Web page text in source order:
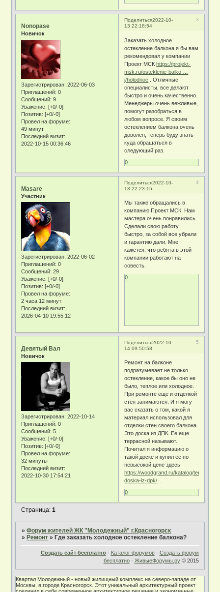
Поделиться 3
2022-10-
13 22:18:54
Nonopase
Новичок
Зарегистрирован: 2022-06-03
Приглашений: 0
Сообщений: 9
Уважение: [+0/-0]
Позитив: [+0/-0]
Провел на форуме:
49 минут
Последний визит:
2022-10-15 00:36:46
Заказать холодное
остекление балкона я бы вам
рекомендовал у компании
Проект МСКhttps://projekt-
msk.ru/osteklenie-balko …
j/holodnoe . Отличные
специалисты, все делают
быстро и очень качественно.
Менеджеры очень вежливые,
помогут разобраться в
любом вопросе. Я своим
остеклением балкона очень
доволен, теперь буду знать
куда обращаться в
следующий раз.
0
Поделиться 4
2022-10-
13 22:23:15
Masare
Участник
Зарегистрирован: 2022-06-02
Приглашений: 0
Сообщений: 29
Уважение: [+0/-0]
Позитив: [+0/-0]
Провел на форуме:
2 часа 12 минут
Последний визит:
2026-04-10 19:55:12
Мы также обращались в
компанию Проект МСК. Нам
мастера очень понравились.
Сделали свою работу
быстро, за собой все убрали
и гарантию дали. Мне
кажется, что ребята в этой
компании работают на
совесть.
0
Поделиться 5
2022-10-
14 09:50:58
Девятый Вал
Новичок
Зарегистрирован: 2022-10-14
Приглашений: 0
Сообщений: 5
Уважение: [+0/-0]
Позитив: [+0/-0]
Провел на форуме:
32 минуты
Последний визит:
2022-10-30 17:54:21
Ремонт на балконе
подразумевает не только
остекление, какое бы оно не
было, теплое или холодное.
При ремонте еще и отделкой
стен занимаются. И я могу
вас сказать о том, какой я
материал использовал для
отделки стен своего балкона.
Это доска из ДПК. Ее еще
террасной называют.
Почитал я информацию о
такой доске и купил ее по
невысокой цене здесь
https://woodgrand.ru/katalog/
doska-iz-dpk/
0
Страница:1
»Форум жителей ЖК "Молодежный" г.Красногорск
»Ремонт »Где заказать холодное остекление балкона?
Создать сайт бесплатно· Каталог форумов· Создать форум
бесплатно· ЖивыеФорумы.ру© 2015
Квартал Молодежный - новый жилищный комплекс на северо-западе от
Москвы, в городе Красногорск. Этот уникальный архитектурный проект